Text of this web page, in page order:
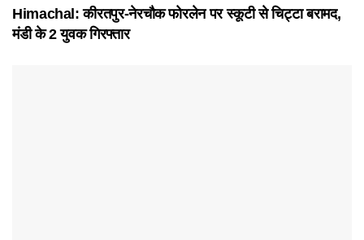
Himachal: कीरतपुर-नेरचौक फोरलेन पर स्कूटी से चिट्टा बरामद,
मंडी के 2 युवक गिरफ्तार